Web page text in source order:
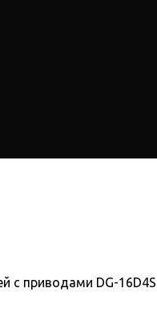
приводами DG-16D4S